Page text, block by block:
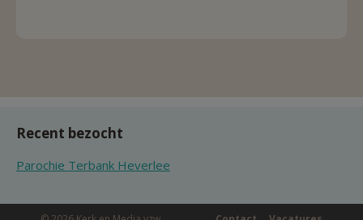
Recent bezocht
Parochie Terbank Heverlee